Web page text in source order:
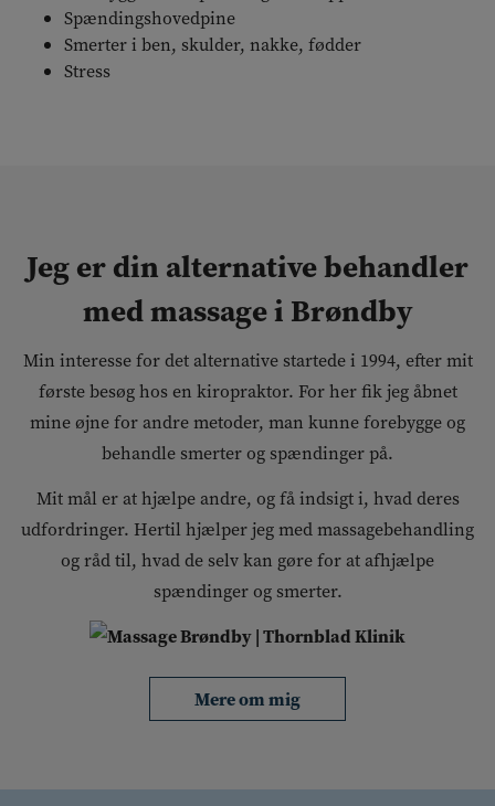
Spændingshovedpine
Smerter i ben, skulder, nakke, fødder
Stress
Jeg er din alternative behandler
med massage i Brøndby
Min interesse for det alternative startede i 1994, efter mit
første besøg hos en kiropraktor. For her fik jeg åbnet
mine øjne for andre metoder, man kunne forebygge og
behandle smerter og spændinger på.
Mit mål er at hjælpe andre, og få indsigt i, hvad deres
udfordringer. Hertil hjælper jeg med massagebehandling
og råd til, hvad de selv kan gøre for at afhjælpe
spændinger og smerter.
Mere om mig